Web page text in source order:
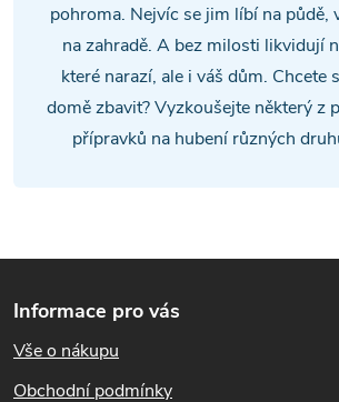
y
v
ý
pohroma. Nejvíc se jim líbí na půdě,
na zahradě. A bez milosti likvidují
které narazí, ale i váš dům. Chcete
domě zbavit? Vyzkoušejte některý z
přípravků na hubení různých
á
p
Informace pro vás
Vše o nákupu
Obchodní podmínky